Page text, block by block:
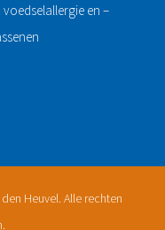
en –
Heuvel. Alle rechten